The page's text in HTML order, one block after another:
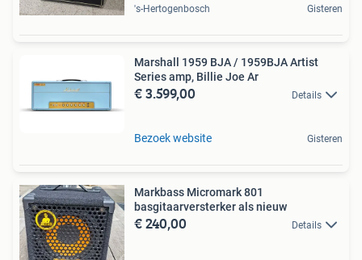
's-Hertogenbosch Gisteren
Marshall 1959 BJA / 1959BJA Artist
Series amp, Billie Joe Ar
€ 3.599,00 Details
Bezoek website Gisteren
Markbass Micromark 801
basgitaarversterker als nieuw
€ 240,00 Details